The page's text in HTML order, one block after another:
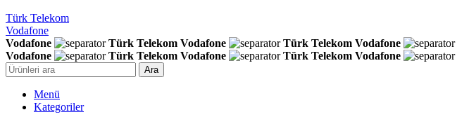
Türk Telekom
Vodafone
Vodafone
Türk Telekom Vodafone Türk Telekom Vodafone
Vodafone
Türk Telekom Vodafone Türk Telekom Vodafone
Ara
Menü
Kategoriler